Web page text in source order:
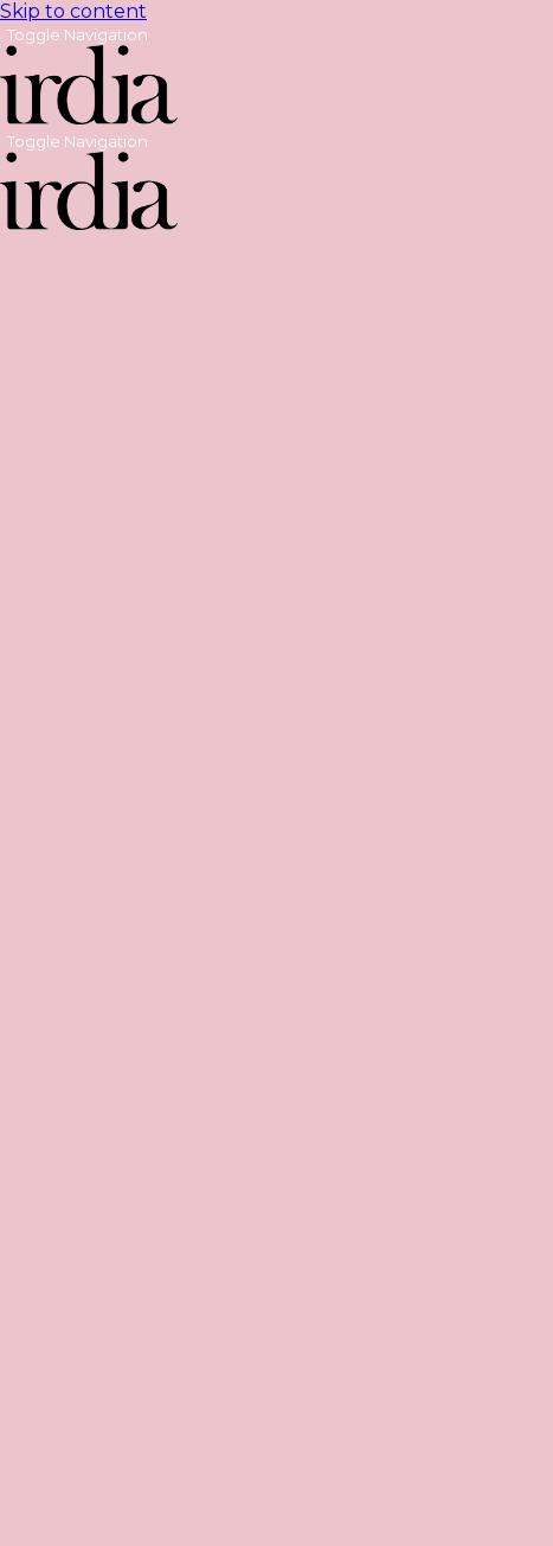
Skip to content
Toggle Navigation
Toggle Navigation